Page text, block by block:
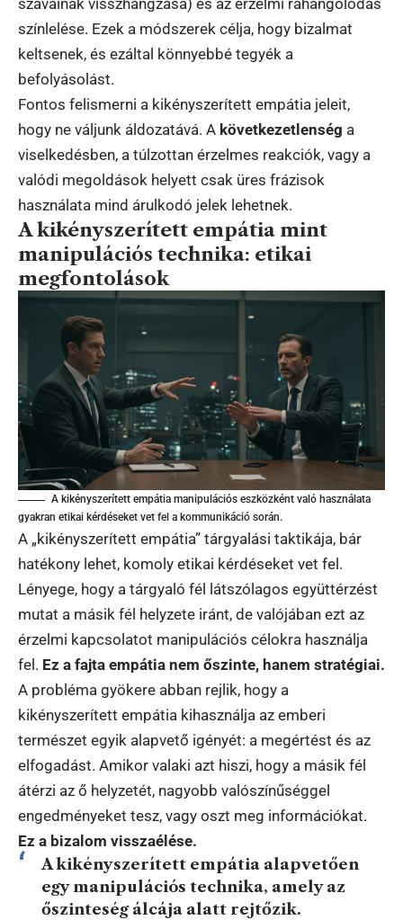
színlelése. Ezek a módszerek célja, hogy bizalmat
keltsenek, és ezáltal könnyebbé tegyék a
befolyásolást.
Fontos felismerni a kikényszerített empátia jeleit,
hogy ne váljunk áldozatává. A következetlenség a
viselkedésben, a túlzottan érzelmes reakciók, vagy a
valódi megoldások helyett csak üres frázisok
használata mind árulkodó jelek lehetnek.
A kikényszerített empátia mint
manipulációs technika: etikai
megfontolások
A kikényszerített empátia manipulációs eszközként való használata
gyakran etikai kérdéseket vet fel a kommunikáció során.
A „kikényszerített empátia” tárgyalási taktikája, bár
hatékony lehet, komoly etikai kérdéseket vet fel.
Lényege, hogy a tárgyaló fél látszólagos együttérzést
mutat a másik fél helyzete iránt, de valójában ezt az
érzelmi kapcsolatot manipulációs célokra használja
fel. Ez a fajta empátia nem őszinte, hanem stratégiai.
A probléma gyökere abban rejlik, hogy a
kikényszerített empátia kihasználja az emberi
természet egyik alapvető igényét: a megértést és az
elfogadást. Amikor valaki azt hiszi, hogy a másik fél
átérzi az ő helyzetét, nagyobb valószínűséggel
engedményeket tesz, vagy oszt meg információkat.
Ez a bizalom visszaélése.
A kikényszerített empátia alapvetően
egy manipulációs technika, amely az
őszinteség álcája alatt rejtőzik.